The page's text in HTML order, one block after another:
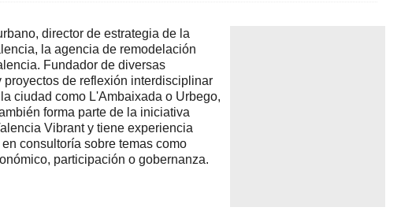
director de estrategia de la
la agencia de remodelación
Fundador de diversas
proyectos de reflexión interdisciplinar
ciudad como L'Ambaixada o Urbego,
forma parte de la iniciativa
Vibrant y tiene experiencia
consultoría sobre temas como
participación o gobernanza.